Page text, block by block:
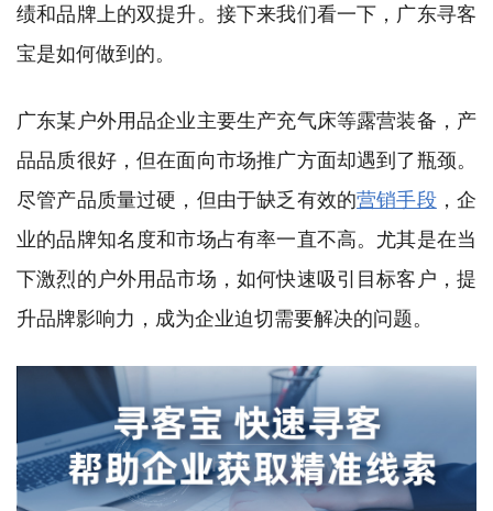
绩和品牌上的双提升。接下来我们看一下，广东寻客
宝是如何做到的。
广东某户外用品企业主要生产充气床等露营装备，产
品品质很好，但在面向市场推广方面却遇到了瓶颈。
尽管产品质量过硬，但由于缺乏有效的营销手段，企
业的品牌知名度和市场占有率一直不高。尤其是在当
下激烈的户外用品市场，如何快速吸引目标客户，提
升品牌影响力，成为企业迫切需要解决的问题。